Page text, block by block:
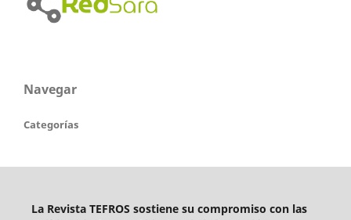
Navegar
Categorías
La Revista TEFROS sostiene su compromiso con las